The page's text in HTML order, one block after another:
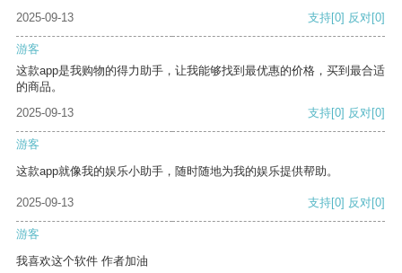
2025-09-13
支持[0] 反对[0]
游客
这款app是我购物的得力助手，让我能够找到最优惠的价格，买到最合适
的商品。
2025-09-13
支持[0] 反对[0]
游客
这款app就像我的娱乐小助手，随时随地为我的娱乐提供帮助。
2025-09-13 支持[0] 反对[0]
游客
我喜欢这个软件 作者加油